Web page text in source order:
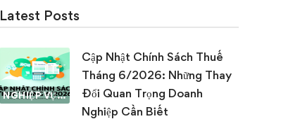
Latest Posts
NGHIỆP VỤ KẾ TOÁN & THUẾ
Cập Nhật Chính Sách Thuế
Tháng 6/2026: Những Thay
Đổi Quan Trọng Doanh
Nghiệp Cần Biết